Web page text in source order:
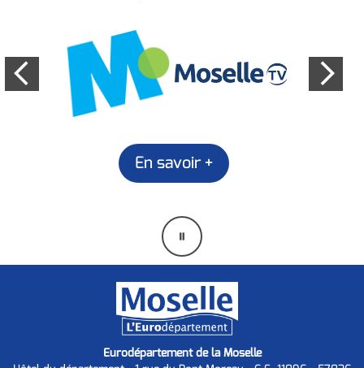
En savoir +
Mettre
en
Eurodépartement de la Moselle